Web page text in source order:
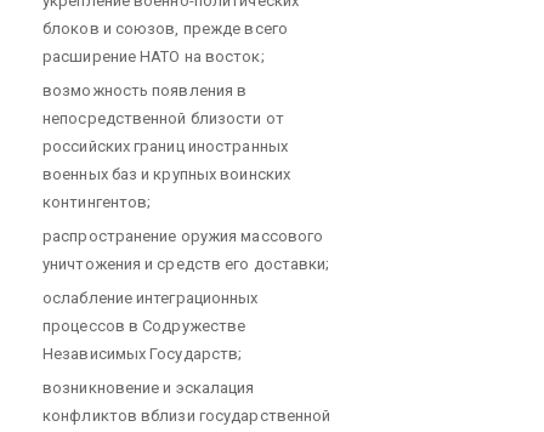
блоков и союзов, прежде всего
расширение НАТО на восток;
возможность появления в
непосредственной близости от
российских границ иностранных
военных баз и крупных воинских
контингентов;
распространение оружия массового
уничтожения и средств его доставки;
ослабление интеграционных
процессов в Содружестве
Независимых Государств;
возникновение и эскалация
конфликтов вблизи государственной